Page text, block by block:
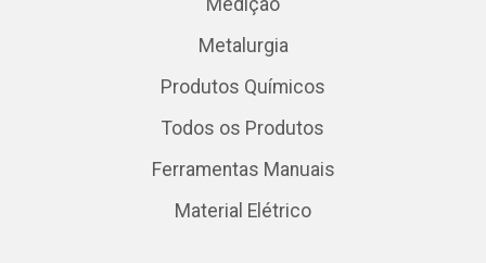
Metalurgia
Produtos Químicos
Todos os Produtos
Ferramentas Manuais
Material Elétrico